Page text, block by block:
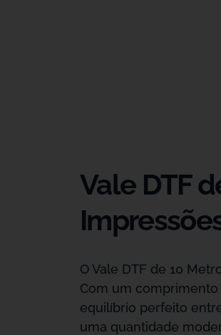
Vale DTF
O Vale DTF de 10
Com um
equilíbrio perfeito
uma quantidade